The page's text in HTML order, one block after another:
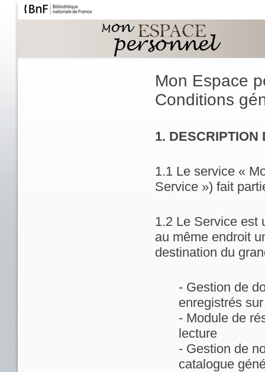
Mon Espace
Conditions
1. DESCRIPTION
1.1 Le service «
Service ») fait
1.2 Le Service est
au même endroit
destination du
- Gestion de
enregistrés
- Module de
lecture
- Gestion de
catalogue